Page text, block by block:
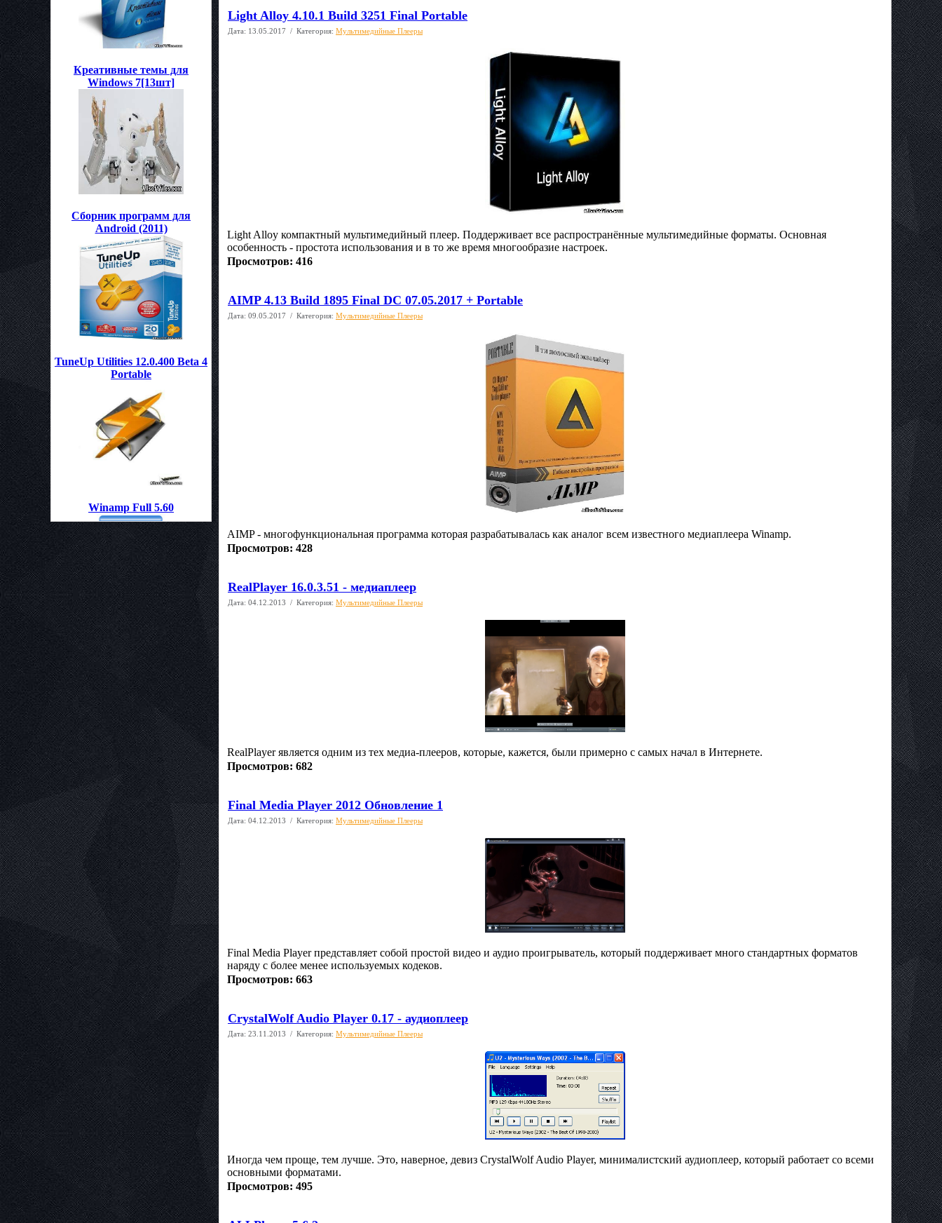
Креативные темы для
Windows 7[13шт]
Сборник программ для
Android (2011)
TuneUp Utilities 12.0.400 Beta 4
Portable
Winamp Full 5.60
Light Alloy 4.10.1 Build 3251 Final Portable
Дата: 13.05.2017 / Категория: Мультимедийные Плееры
Light Alloy компактный мультимедийный плеер. Поддерживает все распространённые мультимедийные форматы. Основная
особенность - простота использования и в то же время многообразие настроек.
Просмотров: 416
AIMP 4.13 Build 1895 Final DC 07.05.2017 + Portable
Дата: 09.05.2017 / Категория: Мультимедийные Плееры
AIMP - многофункциональная программа которая разрабатывалась как аналог всем известного медиаплеера Winamp.
Просмотров: 428
RealPlayer 16.0.3.51 - медиаплеер
Дата: 04.12.2013 / Категория: Мультимедийные Плееры
RealPlayer является одним из тех медиа-плееров, которые, кажется, были примерно с самых начал в Интернете.
Просмотров: 682
Final Media Player 2012 Обновление 1
Дата: 04.12.2013 / Категория: Мультимедийные Плееры
Final Media Player представляет собой простой видео и аудио проигрыватель, который поддерживает много стандартных форматов
наряду с более менее используемых кодеков.
Просмотров: 663
CrystalWolf Audio Player 0.17 - аудиоплеер
Дата: 23.11.2013 / Категория: Мультимедийные Плееры
Иногда чем проще, тем лучше. Это, наверное, девиз CrystalWolf Audio Player, минималистский аудиоплеер, который работает со всеми
основными форматами.
Просмотров: 495